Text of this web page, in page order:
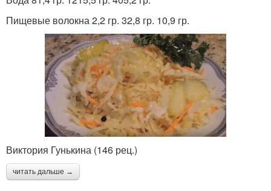
Пищевые волокна 2,2 гр. 32,8 гр. 10,9 гр.
Виктория Гунькина (146 рец.)
читать дальше →